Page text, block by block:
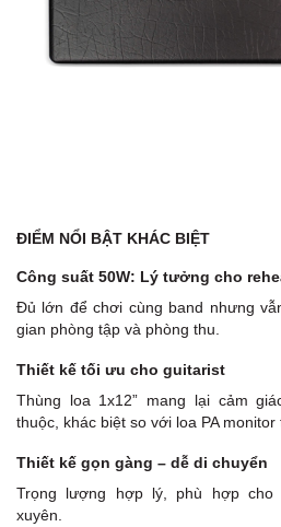
ĐIỂM NỔI BẬT KHÁC BIỆT
Công suất 50W: Lý tưởng cho
Đủ lớn để chơi cùng band nhưng
gian phòng tập và phòng thu.
Thiết kế tối ưu cho guitarist
Thùng loa 1x12” mang lại cảm
thuộc, khác biệt so với loa PA
Thiết kế gọn gàng – dễ di chuyển
Trọng lượng hợp lý, phù hợp cho
xuyên.